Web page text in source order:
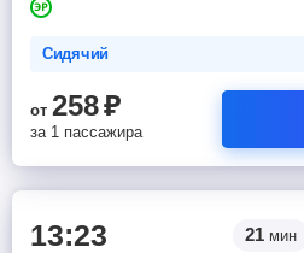
Сидячий
от 258₽
за 1 пассажира
13:23 21мин